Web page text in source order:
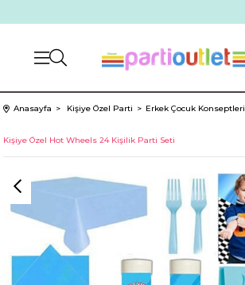
Anasayfa Kişiye Özel Parti Erkek Çocuk Konseptleri
Kişiye Özel Hot Wheels 24 Kişilik Parti Seti